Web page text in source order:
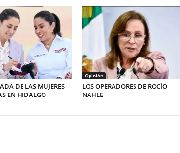
DE LAS MUJERES
EN HIDALGO
Opinión
LOS OPERADORES DE ROCÍO
NAHLE